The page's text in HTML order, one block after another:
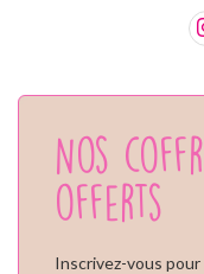
Nos
offerts
Inscrivez-vous pour